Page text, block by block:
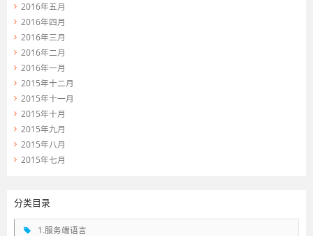
2016年五月
2016年四月
2016年三月
2016年二月
2016年一月
2015年十二月
2015年十一月
2015年十月
2015年九月
2015年八月
2015年七月
分类目录
1.服务端语言